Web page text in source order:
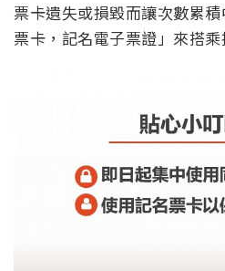
票卡遺失或損毀而讓次數累
票卡，記名電子票證」來搭乘